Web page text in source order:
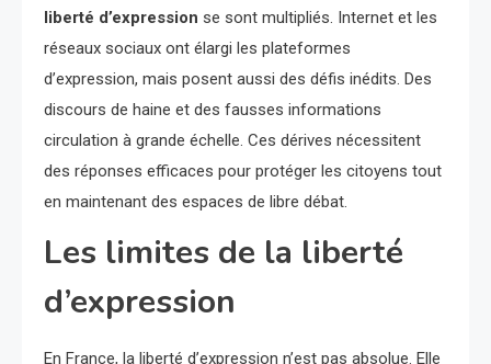
liberté d’expression se sont multipliés. Internet et les
réseaux sociaux ont élargi les plateformes
d’expression, mais posent aussi des défis inédits. Des
discours de haine et des fausses informations
circulation à grande échelle. Ces dérives nécessitent
des réponses efficaces pour protéger les citoyens tout
en maintenant des espaces de libre débat.
Les limites de la liberté
d’expression
En France, la liberté d’expression n’est pas absolue. Elle